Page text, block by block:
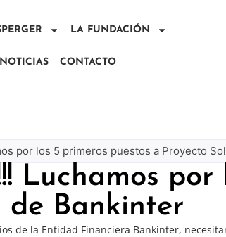
LA FUNDACIÓN
NOTICIAS CONTACTO
por los 5 primeros puestos a Proyecto
Luchamos
de Bankinter
de la Entidad Financiera Bankinter,